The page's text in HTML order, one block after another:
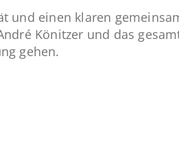
und einen klaren
Könitzer und das
gehen.